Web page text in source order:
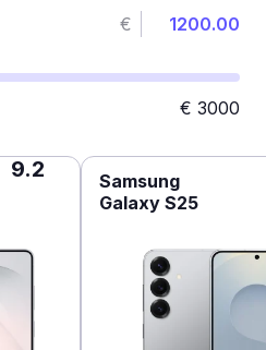
€
€ 3000
9.2
Samsung
Galaxy S25